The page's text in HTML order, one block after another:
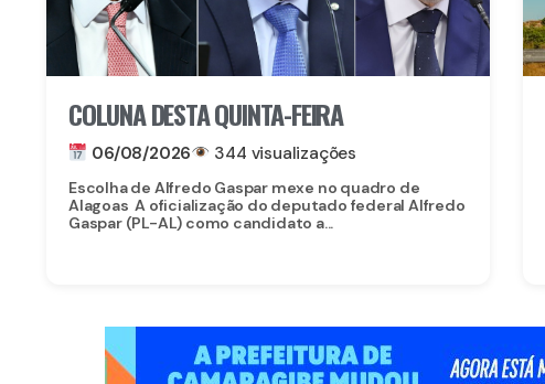
COLUNA DESTA QUINTA-FEIRA
06/08/2026 344 visualizações
Escolha de Alfredo Gaspar mexe no quadro de
Alagoas A oficialização do deputado federal Alfredo
Gaspar (PL-AL) como candidato a...